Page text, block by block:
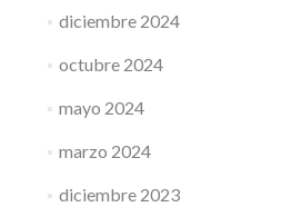
diciembre 2024
octubre 2024
mayo 2024
marzo 2024
diciembre 2023